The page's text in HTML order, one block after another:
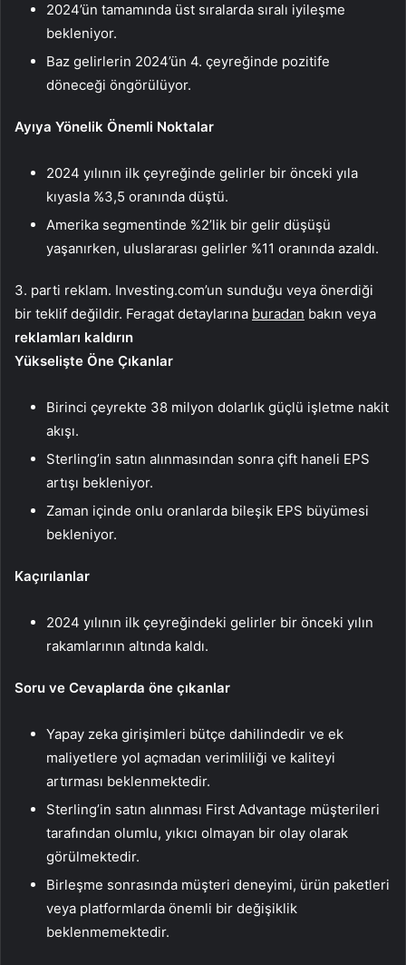
2024’ün tamamında üst sıralarda sıralı iyileşme
bekleniyor.
Baz gelirlerin 2024’ün 4. çeyreğinde pozitife
döneceği öngörülüyor.
Ayıya Yönelik Önemli Noktalar
2024 yılının ilk çeyreğinde gelirler bir önceki yıla
kıyasla %3,5 oranında düştü.
Amerika segmentinde %2’lik bir gelir düşüşü
yaşanırken, uluslararası gelirler %11 oranında azaldı.
3. parti reklam. Investing.com’un sunduğu veya önerdiği
bir teklif değildir. Feragat detaylarına buradan bakın veya
reklamları kaldırın
Yükselişte Öne Çıkanlar
Birinci çeyrekte 38 milyon dolarlık güçlü işletme nakit
akışı.
Sterling’in satın alınmasından sonra çift haneli EPS
artışı bekleniyor.
Zaman içinde onlu oranlarda bileşik EPS büyümesi
bekleniyor.
Kaçırılanlar
2024 yılının ilk çeyreğindeki gelirler bir önceki yılın
rakamlarının altında kaldı.
Soru ve Cevaplarda öne çıkanlar
Yapay zeka girişimleri bütçe dahilindedir ve ek
maliyetlere yol açmadan verimliliği ve kaliteyi
artırması beklenmektedir.
Sterling’in satın alınması First Advantage müşterileri
tarafından olumlu, yıkıcı olmayan bir olay olarak
görülmektedir.
Birleşme sonrasında müşteri deneyimi, ürün paketleri
veya platformlarda önemli bir değişiklik
beklenmemektedir.